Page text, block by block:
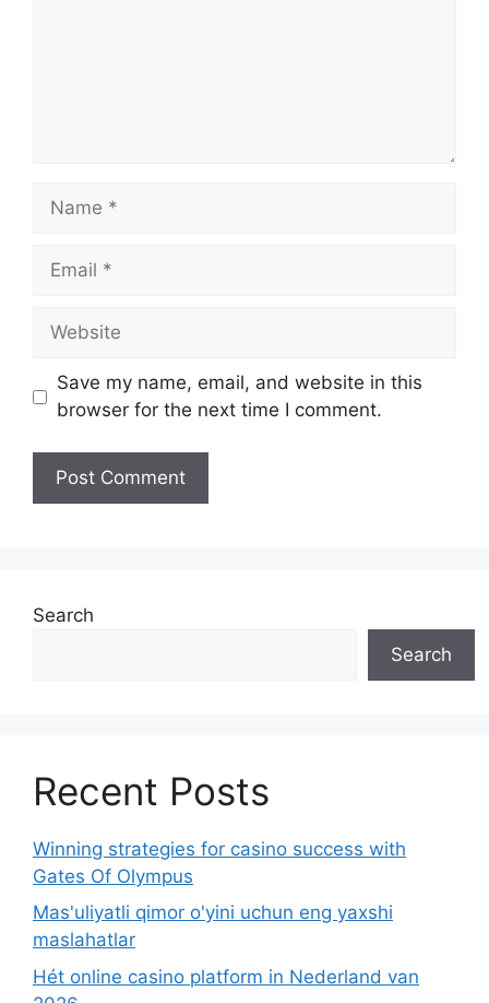
Name
Email
Website
Save my name, email, and website in this
browser for the next time I comment.
Search
Search
Recent Posts
Winning strategies for casino success with
Gates Of Olympus
Mas'uliyatli qimor o'yini uchun eng yaxshi
maslahatlar
Hét online casino platform in Nederland van